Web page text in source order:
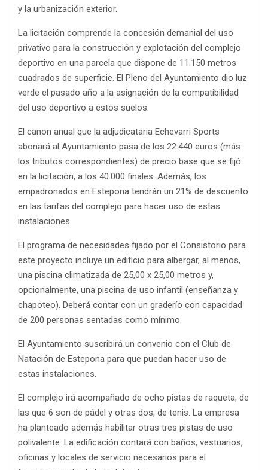
y la urbanización exterior.
La licitación comprende la concesión demanial del uso
privativo para la construcción y explotación del complejo
deportivo en una parcela que dispone de 11.150 metros
cuadrados de superficie. El Pleno del Ayuntamiento dio luz
verde el pasado año a la asignación de la compatibilidad
del uso deportivo a estos suelos.
El canon anual que la adjudicataria Echevarri Sports
abonará al Ayuntamiento pasa de los 22.440 euros (más
los tributos correspondientes) de precio base que se fijó
en la licitación, a los 40.000 finales. Además, los
empadronados en Estepona tendrán un 21% de descuento
en las tarifas del complejo para hacer uso de estas
instalaciones.
El programa de necesidades fijado por el Consistorio para
este proyecto incluye un edificio para albergar, al menos,
una piscina climatizada de 25,00 x 25,00 metros y,
opcionalmente, una piscina de uso infantil (enseñanza y
chapoteo). Deberá contar con un graderío con capacidad
de 200 personas sentadas como mínimo.
El Ayuntamiento suscribirá un convenio con el Club de
Natación de Estepona para que puedan hacer uso de
estas instalaciones.
El complejo irá acompañado de ocho pistas de raqueta, de
las que 6 son de pádel y otras dos, de tenis. La empresa
ha planteado además habilitar otras tres pistas de uso
polivalente. La edificación contará con baños, vestuarios,
oficinas y locales de servicio necesarios para el